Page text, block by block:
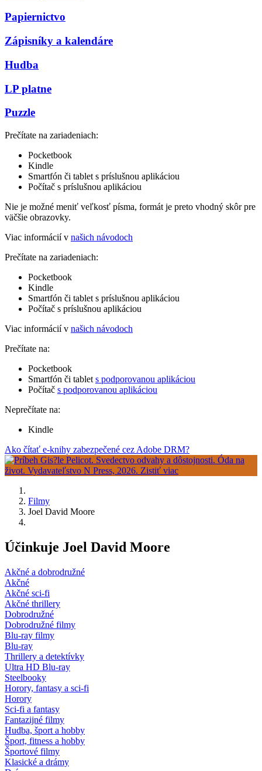
Papiernictvo
Zápisníky a kalendáre
Hudba
LP platne
Puzzle
Prečítate na zariadeniach:
Pocketbook
Kindle
Smartfón či tablet s príslušnou aplikáciou
Počítač s príslušnou aplikáciou
Nie je možné meniť veľkosť písma, formát je preto vhodný skôr pre
väčšie obrazovky.
Viac informácií v našich návodoch
Prečítate na zariadeniach:
Pocketbook
Kindle
Smartfón či tablet s príslušnou aplikáciou
Počítač s príslušnou aplikáciou
Viac informácií v našich návodoch
Prečítate na:
Pocketbook
Smartfón či tablet s podporovanou aplikáciou
Počítač s podporovanou aplikáciou
Neprečítate na:
Kindle
Ako čítať e-knihy zabezpečené cez Adobe DRM?
Filmy
Joel David Moore
Účinkuje Joel David Moore
Akčné a dobrodružné
Akčné
Akčné sci-fi
Akčné thrillery
Dobrodružné
Dobrodružné filmy
Blu-ray filmy
Blu-ray
Thrillery a detektívky
Ultra HD Blu-ray
Steelbooky
Horory, fantasy a sci-fi
Horory
Sci-fi a fantasy
Fantazijné filmy
Hudba, šport a hobby
Šport, fitness a hobby
Športové filmy
Klasické a drámy